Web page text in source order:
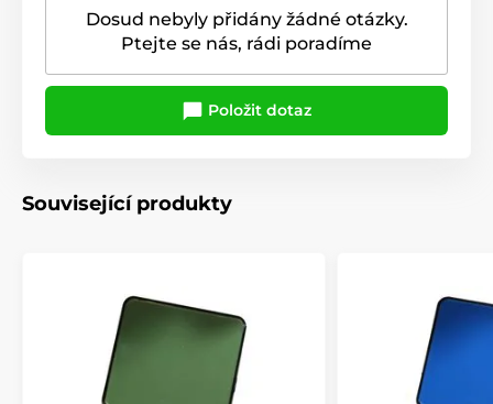
Dosud nebyly přidány žádné otázky.
Ptejte se nás, rádi poradíme
Položit dotaz
Související produkty